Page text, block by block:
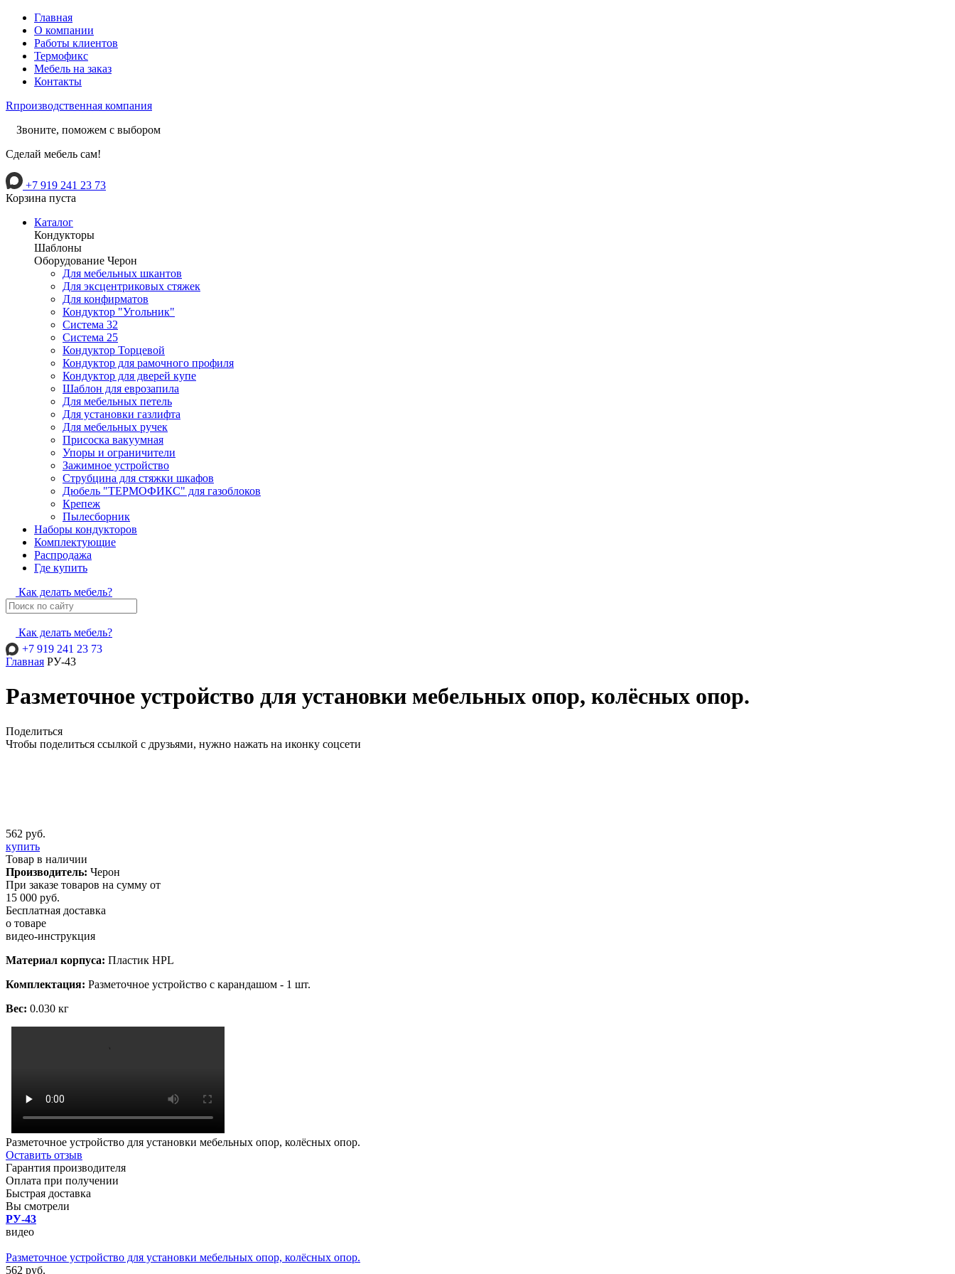
Главная
О компании
Работы клиентов
Термофикс
Мебель на заказ
Контакты
Rпроизводственная компания
Звоните, поможем с выбором
Сделай мебель сам!
+7 919 241 23 73
Корзина пуста
Каталог
Кондукторы
Шаблоны
Оборудование Черон
Для мебельных шкантов
Для эксцентриковых стяжек
Для конфирматов
Кондуктор "Угольник"
Система 32
Система 25
Кондуктор Торцевой
Кондуктор для рамочного профиля
Кондуктор для дверей купе
Шаблон для еврозапила
Для мебельных петель
Для установки газлифта
Для мебельных ручек
Присоска вакуумная
Упоры и ограничители
Зажимное устройство
Струбцина для стяжки шкафов
Дюбель "ТЕРМОФИКС" для газоблоков
Крепеж
Пылесборник
Наборы кондукторов
Комплектующие
Распродажа
Где купить
Как делать мебель?
Как делать мебель?
+7 919 241 23 73
Главная РУ-43
Разметочное устройство для установки мебельных опор, колёсных опор.
Поделиться
Чтобы поделиться ссылкой с друзьями, нужно нажать на иконку соцсети
562 руб.
купить
Товар в наличии
Производитель: Черон
При заказе товаров на сумму от
15 000 руб.
Бесплатная доставка
о товаре
видео-инструкция
Материал корпуса: Пластик HPL
Комплектация: Разметочное устройство с карандашом - 1 шт.
Вес: 0.030 кг
Разметочное устройство для установки мебельных опор, колёсных опор.
Оставить отзыв
Гарантия производителя
Оплата при получении
Быстрая доставка
Вы смотрели
РУ-43
видео
Разметочное устройство для установки мебельных опор, колёсных опор.
562 руб.